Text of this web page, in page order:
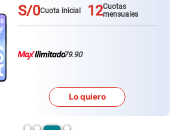
S/0Cuota inicial 12Cuotas
mensuales
79.90
Lo quiero